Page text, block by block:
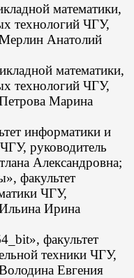
математики,
технологий ЧГУ,
Анатолий
математики,
технологий ЧГУ,
Марина
информатики и
руководитель
Александровна;
, факультет
ЧГУ,
Ирина
факультет
техники ЧГУ,
Евгения